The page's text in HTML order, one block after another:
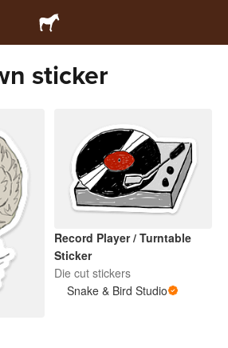
sticker
Record Player / Turntable
Sticker
Die cut stickers
Snake & Bird Studio